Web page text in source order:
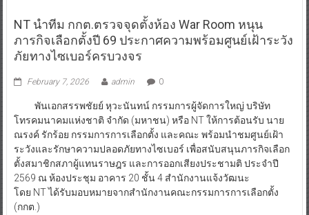
NT นำทีม กกต.ตรวจจุดตั้งห้อง War Room หนุน
ภารกิจเลือกตั้งปี 69 ประกาศความพร้อมศูนย์เฝ้าระวัง
ภัยทางไซเบอร์ครบวงจร
February 7, 2026 admin 0
พันเอกสรรพชัยย์ หุวะนันทน์ กรรมการผู้จัดการใหญ่ บริษัท
โทรคมนาคมแห่งชาติ จำกัด (มหาชน) หรือ NT ให้การต้อนรับ นาย
ณรงค์ รักร้อย กรรมการการเลือกตั้ง และคณะ พร้อมนำชมศูนย์เฝ้า
ระวังและรักษาความปลอดภัยทางไซเบอร์ เพื่อสนับสนุนภารกิจเลือก
ตั้งสมาชิกสภาผู้แทนราษฎร และการออกเสียงประชามติ ประจำปี
2569 ณ ห้องประชุม อาคาร 20 ชั้น 4 สำนักงานแจ้งวัฒนะ
โดย NT ได้รับมอบหมายจากสำนักงานคณะกรรมการการเลือกตั้ง
(กกต.)